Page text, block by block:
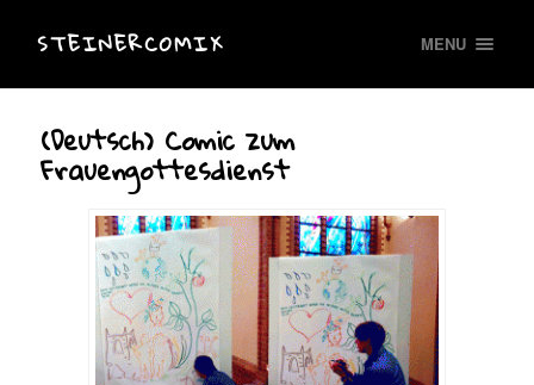
STEINERCOMIX MENU
(Deutsch) Comic zum
Frauengottesdienst